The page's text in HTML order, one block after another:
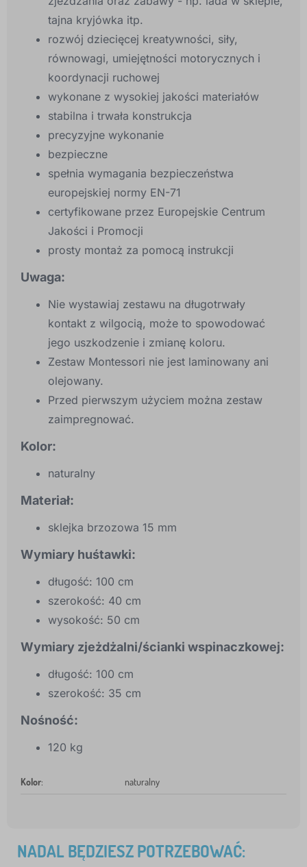
tajna kryjówka itp.
rozwój dziecięcej kreatywności, siły,
równowagi, umiejętności motorycznych i
koordynacji ruchowej
wykonane z wysokiej jakości materiałów
stabilna i trwała konstrukcja
precyzyjne wykonanie
bezpieczne
spełnia wymagania bezpieczeństwa
europejskiej normy EN-71
certyfikowane przez Europejskie Centrum
Jakości i Promocji
prosty montaż za pomocą instrukcji
Uwaga:
Nie wystawiaj zestawu na długotrwały
kontakt z wilgocią, może to spowodować
jego uszkodzenie i zmianę koloru.
Zestaw Montessori nie jest laminowany ani
olejowany.
Przed pierwszym użyciem można zestaw
zaimpregnować.
Kolor:
naturalny
Materiał:
sklejka brzozowa 15 mm
Wymiary huśtawki:
długość: 100 cm
szerokość: 40 cm
wysokość: 50 cm
Wymiary zjeżdżalni/ścianki wspinaczkowej:
długość: 100 cm
szerokość: 35 cm
Nośność:
120 kg
Kolor: naturalny
NADAL BĘDZIESZ POTRZEBOWAĆ: